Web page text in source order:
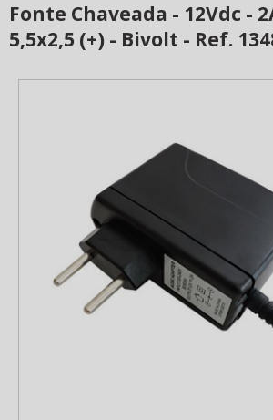
Fonte Chaveada - 12Vdc -
5,5x2,5 (+) - Bivolt - Ref.